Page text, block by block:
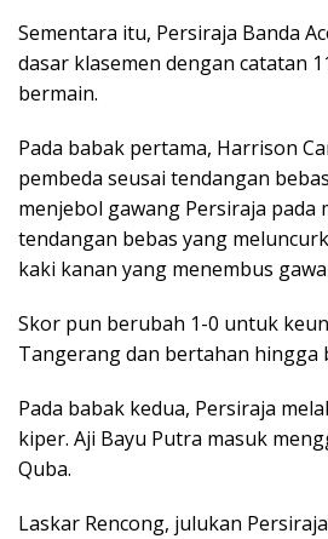
Sementara itu, Persiraja Banda
dasar klasemen dengan catatan
bermain.
Pada babak pertama, Harrison
pembeda seusai tendangan
menjebol gawang Persiraja pada
tendangan bebas yang
kaki kanan yang menembus
Skor pun berubah 1-0 untuk
Tangerang dan bertahan hingga
Pada babak kedua, Persiraja
kiper. Aji Bayu Putra masuk
Quba.
Laskar Rencong, julukan